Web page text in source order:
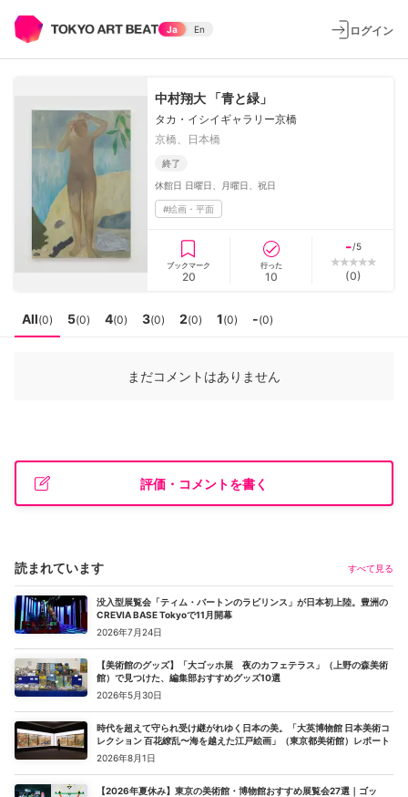
Ja En ログイン
中村翔大 「青と緑」
タカ・イシイギャラリー京橋
京橋、日本橋
終了
休館日 日曜日、月曜日、祝日
#絵画・平面
ブックマーク
20
行った
10
-/5
(0)
All(0) 5(0) 4(0) 3(0) 2(0) 1(0) -(0)
まだコメントはありません
評価・コメントを書く
読まれています すべて見る
没入型展覧会「ティム・バートンのラビリンス」が日本初上陸。豊洲の
CREVIA BASE Tokyoで11月開幕
2026年7月24日
【美術館のグッズ】「大ゴッホ展 夜のカフェテラス」（上野の森美術
館）で見つけた、編集部おすすめグッズ10選
2026年5月30日
時代を超えて守られ受け継がれゆく日本の美。「大英博物館 日本美術コ
レクション 百花繚乱〜海を越えた江戸絵画」（東京都美術館）レポート
2026年8月1日
【2026年夏休み】東京の美術館・博物館おすすめ展覧会27選｜ゴッ